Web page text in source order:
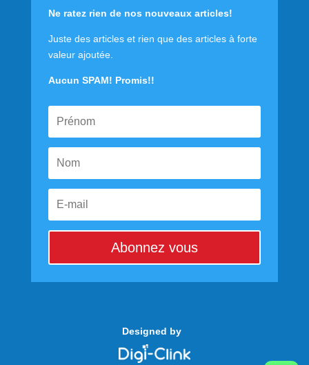
Ne ratez rien de nos nouveaux articles!
Juste des articles et rien que des articles à forte
valeur ajoutée.
Aucun SPAM! Promis!!
Abonnez vous
Designed by